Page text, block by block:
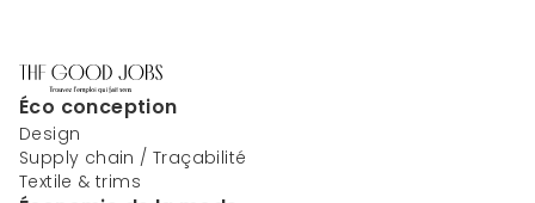
Éco conception
Design
Supply chain / Traçabilité
Textile & trims